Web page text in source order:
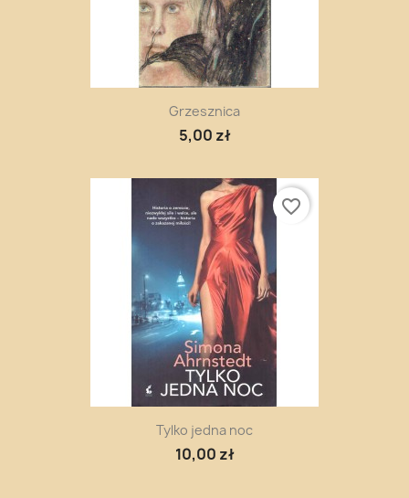
Grzesznica
5,00 zł
Tylko jedna noc
10,00 zł
favorite_border